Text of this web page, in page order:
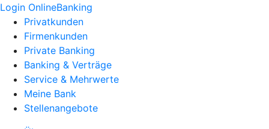
Login OnlineBanking
Privatkunden
Firmenkunden
Private Banking
Banking & Verträge
Service & Mehrwerte
Meine Bank
Stellenangebote